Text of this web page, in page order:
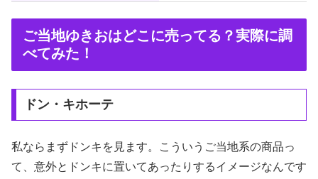
ご当地ゆきおはどこに売ってる？実際に調
べてみた！
ドン・キホーテ
私ならまずドンキを見ます。こういうご当地系の商品っ
て、意外とドンキに置いてあったりするイメージなんです